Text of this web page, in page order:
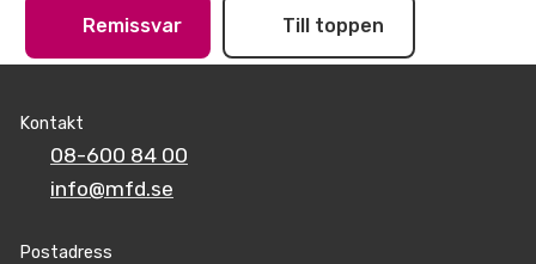
Remissvar Till toppen
Kontakt
08-600 84 00
info@mfd.se
Postadress